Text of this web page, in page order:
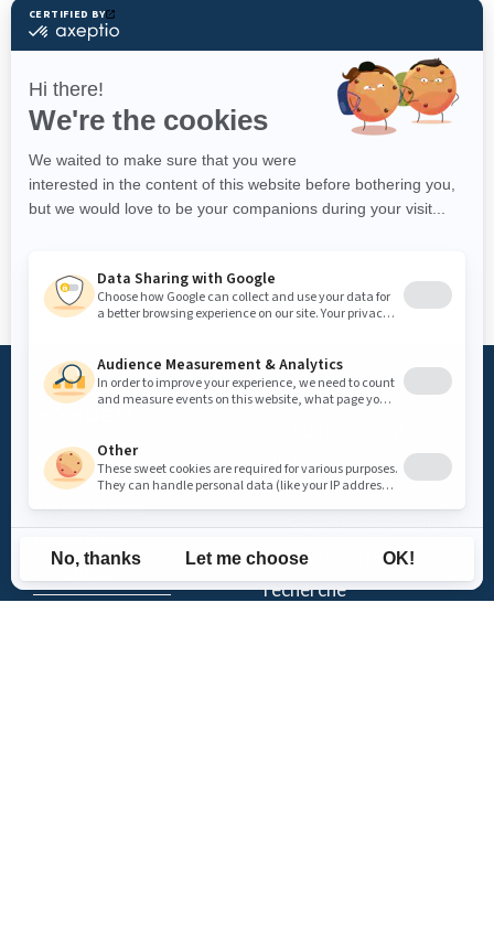
Qu’est-ce
Accès DEA
Téléchargez
QUÉBEC
Fondation
Histoire
Mission
– Soins de réanimation
– Soutien à la
recherche